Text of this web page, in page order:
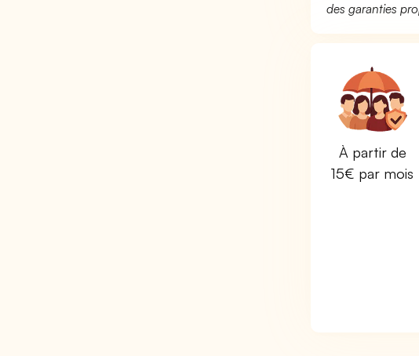
des garanties
À partir de
15€ par mois